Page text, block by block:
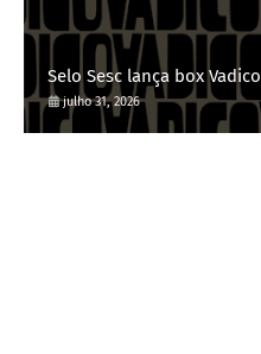
Selo Sesc lança box Vadico
julho 31, 2026